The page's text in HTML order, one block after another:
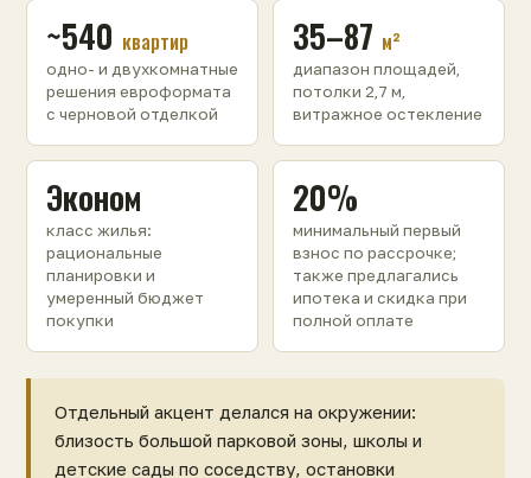
~540 квартир
одно- и двухкомнатные
решения евроформата
с черновой отделкой
35–87 м²
диапазон площадей,
потолки 2,7 м,
витражное остекление
Эконом
класс жилья:
рациональные
планировки и
умеренный бюджет
покупки
20%
минимальный первый
взнос по рассрочке;
также предлагались
ипотека и скидка при
полной оплате
Отдельный акцент делался на окружении:
близость большой парковой зоны, школы и
детские сады по соседству, остановки